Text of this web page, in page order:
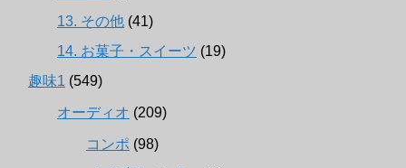
13. その他 (41)
14. お菓子・スイーツ (19)
趣味1 (549)
オーディオ (209)
コンポ (98)